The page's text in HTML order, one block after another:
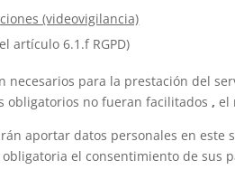
(videovigilancia)
artículo 6.1.f RGPD)
necesarios para la prestación del
obligatorios no fueran facilitados ,el
aportar datos personales en este
el consentimiento de